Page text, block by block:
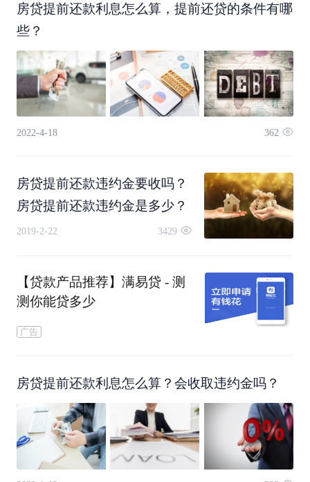
房贷提前还款利息怎么算，提前还贷的条件有哪
些？
2022-4-18 362
房贷提前还款违约金要收吗？
房贷提前还款违约金是多少？
2019-2-22 3429
【贷款产品推荐】满易贷 - 测
测你能贷多少
广告
房贷提前还款利息怎么算？会收取违约金吗？